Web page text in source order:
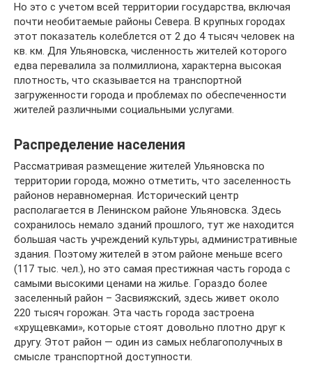
Но это с учетом всей территории государства, включая
почти необитаемые районы Севера. В крупных городах
этот показатель колеблется от 2 до 4 тысяч человек на
кв. км. Для Ульяновска, численность жителей которого
едва перевалила за полмиллиона, характерна высокая
плотность, что сказывается на транспортной
загруженности города и проблемах по обеспеченности
жителей различными социальными услугами.
Распределение населения
Рассматривая размещение жителей Ульяновска по
территории города, можно отметить, что заселенность
районов неравномерная. Исторический центр
располагается в Ленинском районе Ульяновска. Здесь
сохранилось немало зданий прошлого, тут же находится
большая часть учреждений культуры, административные
здания. Поэтому жителей в этом районе меньше всего
(117 тыс. чел.), но это самая престижная часть города с
самыми высокими ценами на жилье. Гораздо более
заселенный район – Засвияжский, здесь живет около
220 тысяч горожан. Эта часть города застроена
«хрущевками», которые стоят довольно плотно друг к
другу. Этот район — один из самых неблагополучных в
смысле транспортной доступности.